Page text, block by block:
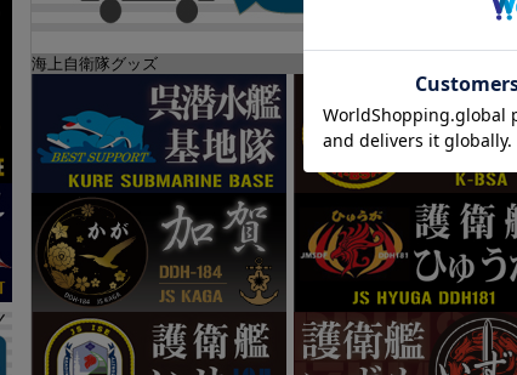
海上自衛隊グッズ